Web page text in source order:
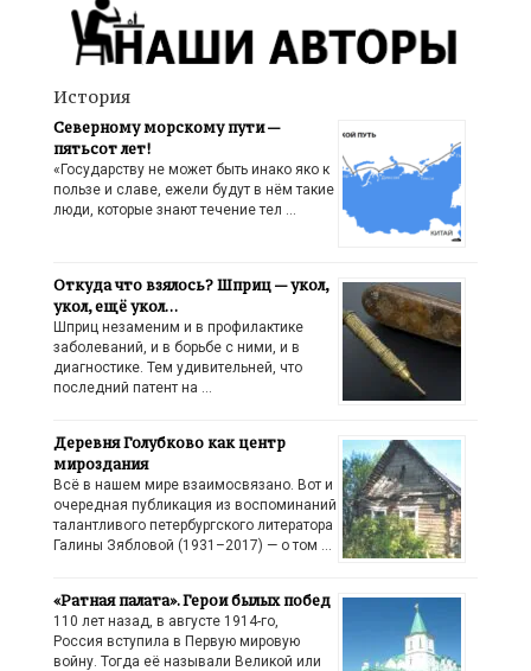
История
Северному морскому пути —
пятьсот лет!
«Государству не может быть инако яко к
пользе и славе, ежели будут в нём такие
люди, которые знают течение тел …
Откуда что взялось? Шприц — укол,
укол, ещё укол…
Шприц незаменим и в профилактике
заболеваний, и в борьбе с ними, и в
диагностике. Тем удивительней, что
последний патент на …
Деревня Голубково как центр
мироздания
Всё в нашем мире взаимосвязано. Вот и
очередная публикация из воспоминаний
талантливого петербургского литератора
Галины Зябловой (1931–2017) — о том …
«Ратная палата». Герои былых побед
110 лет назад, в августе 1914-го,
Россия вступила в Первую мировую
войну. Тогда её называли Великой или